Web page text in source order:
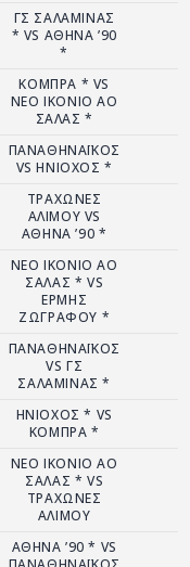
ΓΣ ΣΑΛΑΜΙΝΑΣ
* VS ΑΘΗΝΑ ’90
*
ΚΟΜΠΡΑ * VS
ΝΕΟ ΙΚΟΝΙΟ ΑΟ
ΣΑΛΑΣ *
ΠΑΝΑΘΗΝΑΪΚΟΣ
VS ΗΝΙΟΧΟΣ *
ΤΡΑΧΩΝΕΣ
ΑΛΙΜΟΥ VS
ΑΘΗΝΑ ’90 *
ΝΕΟ ΙΚΟΝΙΟ ΑΟ
ΣΑΛΑΣ * VS
ΕΡΜΗΣ
ΖΩΓΡΑΦΟΥ *
ΠΑΝΑΘΗΝΑΪΚΟΣ
VS ΓΣ
ΣΑΛΑΜΙΝΑΣ *
ΗΝΙΟΧΟΣ * VS
ΚΟΜΠΡΑ *
ΝΕΟ ΙΚΟΝΙΟ ΑΟ
ΣΑΛΑΣ * VS
ΤΡΑΧΩΝΕΣ
ΑΛΙΜΟΥ
ΑΘΗΝΑ ’90 * VS